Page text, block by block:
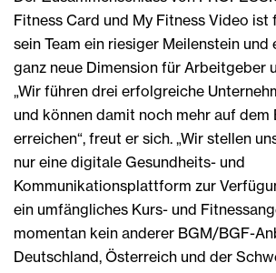
Fitness Card und My Fitness Video ist
sein Team ein riesiger Meilenstein und
ganz neue Dimension für Arbeitgeber
„Wir führen drei erfolgreiche
und können damit noch mehr auf dem
erreichen“, freut er sich. „Wir stellen
nur eine digitale Gesundheits- und
Kommunikationsplattform zur
ein umfängliches Kurs- und
momentan kein anderer BGM/BGF-
Deutschland, Österreich und der